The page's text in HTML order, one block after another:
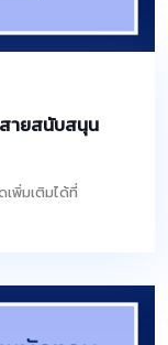
ายสนับสนุน
เพิ่มเติมได้ที่